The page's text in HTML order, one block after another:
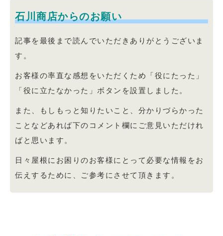
石川商店からのお願い
記事を最後まで読んでいただきありがとうございま
す。
お客様の率直な感想をいただくため「役にたった」
「役に立たなかった」ボタンを設置しました。
また、もしもっと知りたいこと、分かりづらかった
ことなどあれば下のコメント欄にご意見いただけれ
ばと思います。
日々屋根にお困りのお客様にとって必要な情報をお
伝えするために、ご参考にさせて頂きます。